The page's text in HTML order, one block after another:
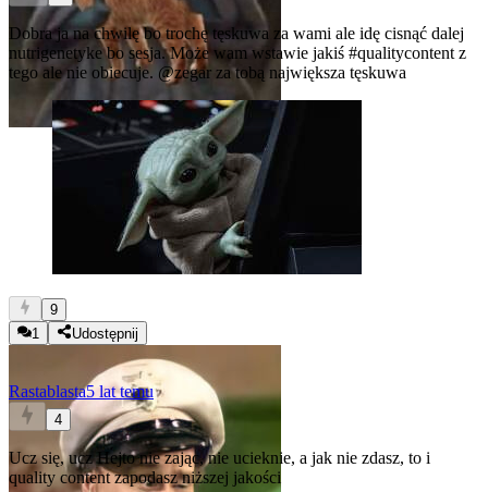
Dobra ja na chwilę bo trochę tęskuwa za wami ale idę cisnąć dalej
nutrigenetyke bo sesja. Może wam wstawie jakiś #qualitycontent z
tego ale nie obiecuje. @zegar za tobą największa tęskuwa
9
1
Udostępnij
Rastablasta5 lat temu
4
Ucz się, uczHejto nie zając, nie ucieknie, a jak nie zdasz, to i
quality content zapodasz niższej jakości